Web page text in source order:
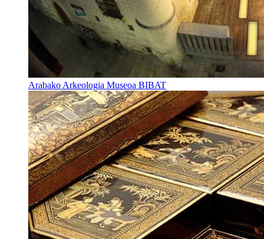
Arabako Arkeologia Museoa BIBAT